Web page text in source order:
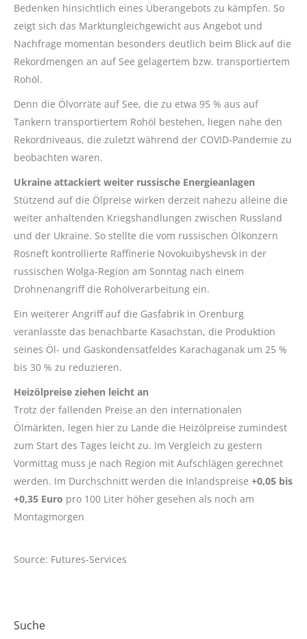
Bedenken hinsichtlich eines Überangebots zu kämpfen. So
zeigt sich das Marktungleichgewicht aus Angebot und
Nachfrage momentan besonders deutlich beim Blick auf die
Rekordmengen an auf See gelagertem bzw. transportiertem
Rohöl.
Denn die Ölvorräte auf See, die zu etwa 95 % aus auf
Tankern transportiertem Rohöl bestehen, liegen nahe den
Rekordniveaus, die zuletzt während der COVID-Pandemie zu
beobachten waren.
Ukraine attackiert weiter russische Energieanlagen
Stützend auf die Ölpreise wirken derzeit nahezu alleine die
weiter anhaltenden Kriegshandlungen zwischen Russland
und der Ukraine. So stellte die vom russischen Ölkonzern
Rosneft kontrollierte Raffinerie Novokuibyshevsk in der
russischen Wolga-Region am Sonntag nach einem
Drohnenangriff die Rohölverarbeitung ein.
Ein weiterer Angriff auf die Gasfabrik in Orenburg
veranlasste das benachbarte Kasachstan, die Produktion
seines Öl- und Gaskondensatfeldes Karachaganak um 25 %
bis 30 % zu reduzieren.
Heizölpreise ziehen leicht an
Trotz der fallenden Preise an den internationalen
Ölmärkten, legen hier zu Lande die Heizölpreise zumindest
zum Start des Tages leicht zu. Im Vergleich zu gestern
Vormittag muss je nach Region mit Aufschlägen gerechnet
werden. Im Durchschnitt werden die Inlandspreise +0,05 bis
+0,35 Euro pro 100 Liter höher gesehen als noch am
Montagmorgen
Source: Futures-Services
Suche